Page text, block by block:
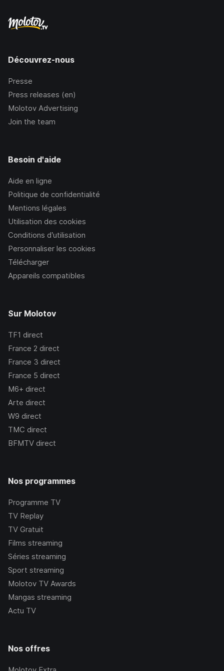
Découvrez-nous
Presse
Press releases (en)
Molotov Advertising
Join the team
Besoin d'aide
Aide en ligne
Politique de confidentialité
Mentions légales
Utilisation des cookies
Conditions d’utilisation
Personnaliser les cookies
Télécharger
Appareils compatibles
Sur Molotov
TF1 direct
France 2 direct
France 3 direct
France 5 direct
M6+ direct
Arte direct
W9 direct
TMC direct
BFMTV direct
Nos programmes
Programme TV
TV Replay
TV Gratuit
Films streaming
Séries streaming
Sport streaming
Molotov TV Awards
Mangas streaming
Actu TV
Nos offres